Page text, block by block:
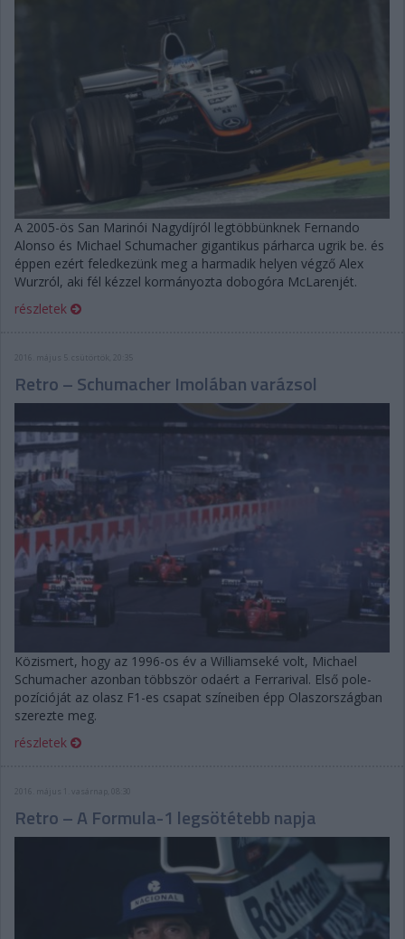
A 2005-ös San Marinói Nagydíjról legtöbbünknek Fernando
Alonso és Michael Schumacher gigantikus párharca ugrik be. és
éppen ezért feledkezünk meg a harmadik helyen végző Alex
Wurzról, aki fél kézzel kormányozta dobogóra McLarenjét.
részletek
2016. május 5. csütörtök, 20:35
Retro – Schumacher Imolában varázsol
Közismert, hogy az 1996-os év a Williamseké volt, Michael
Schumacher azonban többször odaért a Ferrarival. Első pole-
pozícióját az olasz F1-es csapat színeiben épp Olaszországban
szerezte meg.
részletek
2016. május 1. vasárnap, 08:30
Retro – A Formula-1 legsötétebb napja